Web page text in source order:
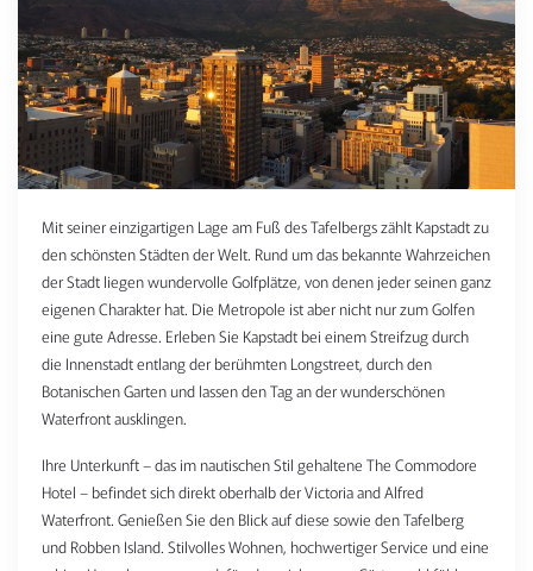
Mit seiner einzigartigen Lage am Fuß des Tafelbergs zählt Kapstadt zu
den schönsten Städten der Welt. Rund um das bekannte Wahrzeichen
der Stadt liegen wundervolle Golfplätze, von denen jeder seinen ganz
eigenen Charakter hat. Die Metropole ist aber nicht nur zum Golfen
eine gute Adresse. Erleben Sie Kapstadt bei einem Streifzug durch
die Innenstadt entlang der berühmten Longstreet, durch den
Botanischen Garten und lassen den Tag an der wunderschönen
Waterfront ausklingen.
Ihre Unterkunft – das im nautischen Stil gehaltene The Commodore
Hotel – befindet sich direkt oberhalb der Victoria and Alfred
Waterfront. Genießen Sie den Blick auf diese sowie den Tafelberg
und Robben Island. Stilvolles Wohnen, hochwertiger Service und eine